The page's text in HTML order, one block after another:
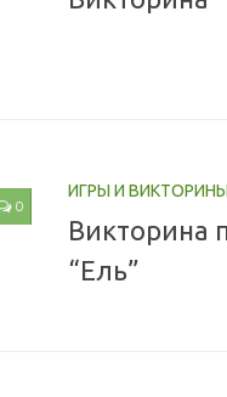
0
ИГРЫ И ВИКТОРИНЫ
Викторина
“Ель”